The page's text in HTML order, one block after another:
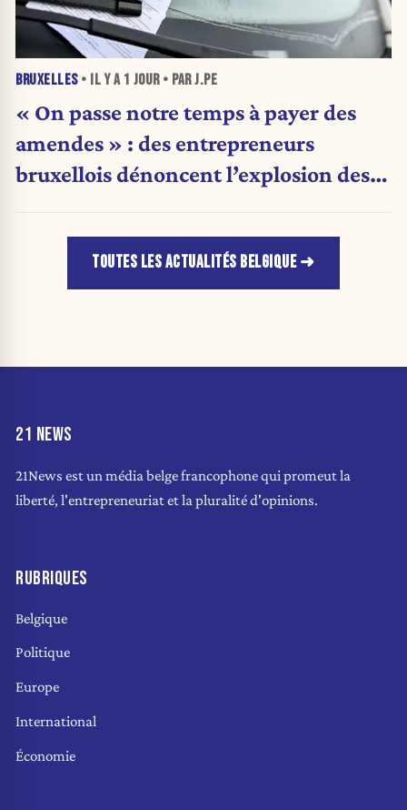
BRUXELLES• IL Y A 1 JOUR• PAR J.PE
« On passe notre temps à payer des
amendes » : des entrepreneurs
bruxellois dénoncent l’explosion des
TOUTES LES ACTUALITÉS BELGIQUE
21 NEWS
21News est un média belge francophone qui promeut la
liberté, l'entrepreneuriat et la pluralité d'opinions.
RUBRIQUES
Belgique
Politique
Europe
International
Économie